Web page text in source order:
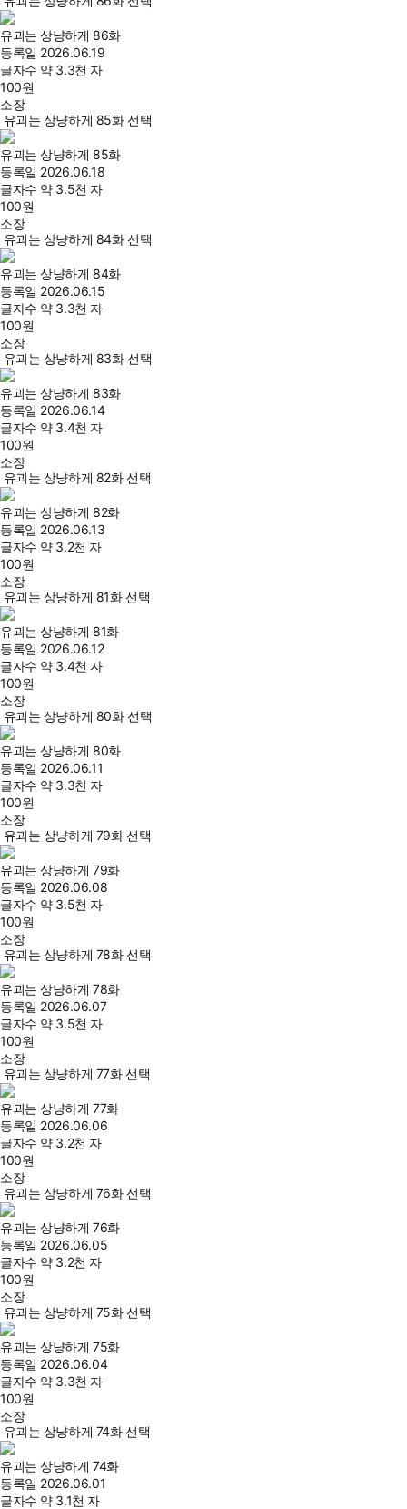
유괴는 상냥하게 86화
등록일 2026.06.19
글자수 약 3.3천 자
100원
소장
유괴는 상냥하게 85화 선택
유괴는 상냥하게 85화
등록일 2026.06.18
글자수 약 3.5천 자
100원
소장
유괴는 상냥하게 84화 선택
유괴는 상냥하게 84화
등록일 2026.06.15
글자수 약 3.3천 자
100원
소장
유괴는 상냥하게 83화 선택
유괴는 상냥하게 83화
등록일 2026.06.14
글자수 약 3.4천 자
100원
소장
유괴는 상냥하게 82화 선택
유괴는 상냥하게 82화
등록일 2026.06.13
글자수 약 3.2천 자
100원
소장
유괴는 상냥하게 81화 선택
유괴는 상냥하게 81화
등록일 2026.06.12
글자수 약 3.4천 자
100원
소장
유괴는 상냥하게 80화 선택
유괴는 상냥하게 80화
등록일 2026.06.11
글자수 약 3.3천 자
100원
소장
유괴는 상냥하게 79화 선택
유괴는 상냥하게 79화
등록일 2026.06.08
글자수 약 3.5천 자
100원
소장
유괴는 상냥하게 78화 선택
유괴는 상냥하게 78화
등록일 2026.06.07
글자수 약 3.5천 자
100원
소장
유괴는 상냥하게 77화 선택
유괴는 상냥하게 77화
등록일 2026.06.06
글자수 약 3.2천 자
100원
소장
유괴는 상냥하게 76화 선택
유괴는 상냥하게 76화
등록일 2026.06.05
글자수 약 3.2천 자
100원
소장
유괴는 상냥하게 75화 선택
유괴는 상냥하게 75화
등록일 2026.06.04
글자수 약 3.3천 자
100원
소장
유괴는 상냥하게 74화 선택
유괴는 상냥하게 74화
등록일 2026.06.01
글자수 약 3.1천 자